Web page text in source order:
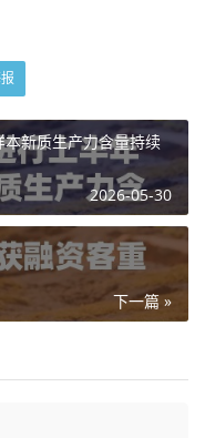
新质生产力含量持续
2026-05-30
下一篇 »